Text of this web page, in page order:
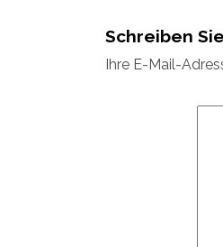
Schreiben
Ihre E-Mail-